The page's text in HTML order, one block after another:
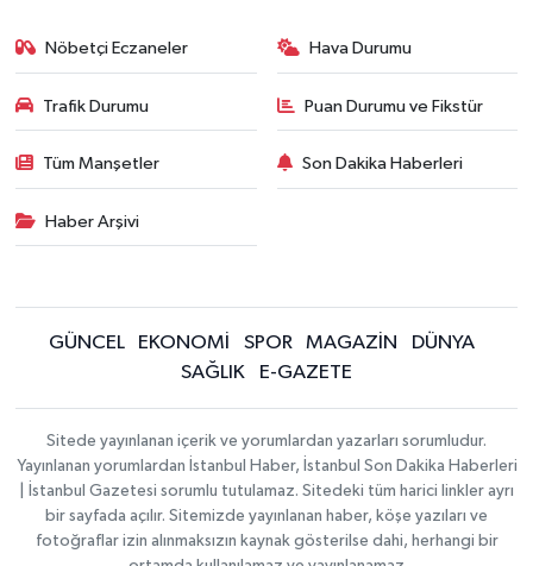
Nöbetçi Eczaneler Hava Durumu
Trafik Durumu Puan Durumu ve Fikstür
Tüm Manşetler Son Dakika Haberleri
Haber Arşivi
GÜNCEL EKONOMİ SPOR MAGAZİN
DÜNYA
SAĞLIK
E-GAZETE
Sitede yayınlanan içerik ve yorumlardan yazarları sorumludur.
Yayınlanan yorumlardan İstanbul Haber, İstanbul Son Dakika Haberleri
| İstanbul Gazetesi sorumlu tutulamaz. Sitedeki tüm harici linkler ayrı
bir sayfada açılır. Sitemizde yayınlanan haber, köşe yazıları ve
fotoğraflar izin alınmaksızın kaynak gösterilse dahi, herhangi bir